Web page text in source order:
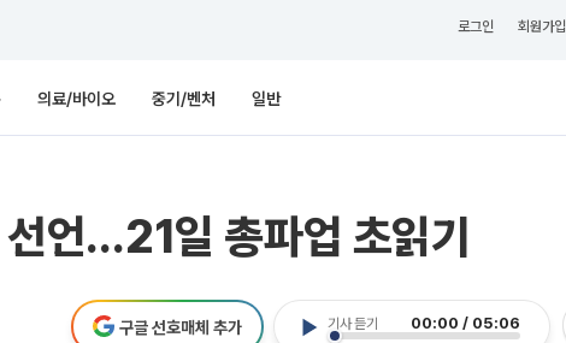
로그인 회원가입
의료/바이오 중기/벤처 일반
언…21일 총파업 초읽기
기사 듣기 00:00 / 05:06
구글 선호매체 추가